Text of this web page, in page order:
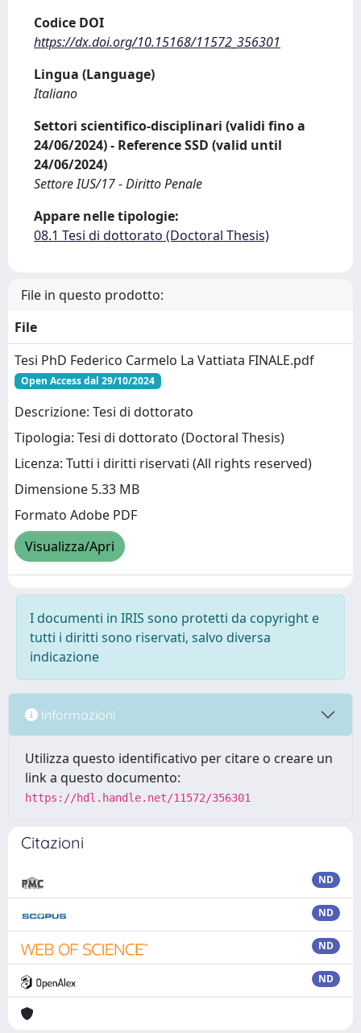
Codice DOI
https://dx.doi.org/10.15168/11572_356301
Lingua (Language)
Italiano
Settori scientifico-disciplinari (validi fino a
24/06/2024) - Reference SSD (valid until
24/06/2024)
Settore IUS/17 - Diritto Penale
Appare nelle tipologie:
08.1 Tesi di dottorato (Doctoral Thesis)
File in questo prodotto:
File
Tesi PhD Federico Carmelo La Vattiata FINALE.pdf
Open Access dal 29/10/2024
Descrizione: Tesi di dottorato
Tipologia: Tesi di dottorato (Doctoral Thesis)
Licenza: Tutti i diritti riservati (All rights reserved)
Dimensione 5.33 MB
Formato Adobe PDF
Visualizza/Apri
I documenti in IRIS sono protetti da copyright e
tutti i diritti sono riservati, salvo diversa
indicazione
Informazioni
Utilizza questo identificativo per citare o creare un
link a questo documento:
https://hdl.handle.net/11572/356301
Citazioni
ND
ND
ND
ND